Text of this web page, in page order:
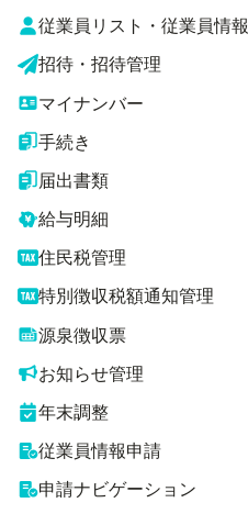
従業員リスト・従業員情報
招待・招待管理
マイナンバー
手続き
届出書類
給与明細
住民税管理
特別徴収税額通知管理
源泉徴収票
お知らせ管理
年末調整
従業員情報申請
申請ナビゲーション